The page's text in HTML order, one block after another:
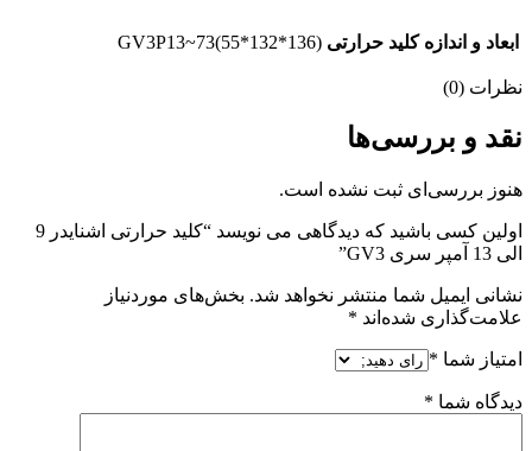
ابعاد و اندازه کلید حرارتی GV3P13~73(55*132*136)
نظرات (0)
نقد و بررسی‌ها
هنوز بررسی‌ای ثبت نشده است.
اولین کسی باشید که دیدگاهی می نویسد “کلید حرارتی اشنایدر 9
الی 13 آمپر سری GV3”
نشانی ایمیل شما منتشر نخواهد شد. بخش‌های موردنیاز
علامت‌گذاری شده‌اند *
امتیاز شما *
دیدگاه شما *